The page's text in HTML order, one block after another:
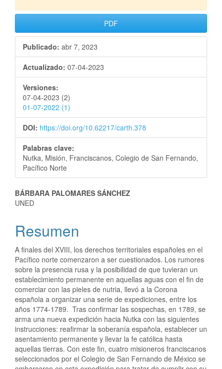
PDF
Publicado: abr 7, 2023
Actualizado: 07-04-2023
Versiones:
07-04-2023 (2)
01-07-2022 (1)
DOI: https://doi.org/10.62217/carth.378
Palabras clave:
Nutka, Misión, Franciscanos, Colegio de San Fernando,
Pacífico Norte
BÁRBARA PALOMARES SÁNCHEZ
UNED
Resumen
A finales del XVIII, los derechos territoriales españoles en el
Pacífico norte comenzaron a ser cuestionados. Los rumores
sobre la presencia rusa y la posibilidad de que tuvieran un
establecimiento permanente en aquellas aguas con el fin de
comerciar con las pieles de nutria, llevó a la Corona
española a organizar una serie de expediciones, entre los
años 1774-1789. Tras confirmar las sospechas, en 1789, se
arma una nueva expedición hacia Nutka con las siguientes
instrucciones: reafirmar la soberanía española, establecer un
asentamiento permanente y llevar la fe católica hasta
aquellas tierras. Con este fin, cuatro misioneros franciscanos
seleccionados por el Colegio de San Fernando de México se